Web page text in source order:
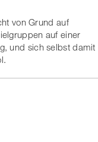
von Grund auf
auf einer
und sich selbst damit